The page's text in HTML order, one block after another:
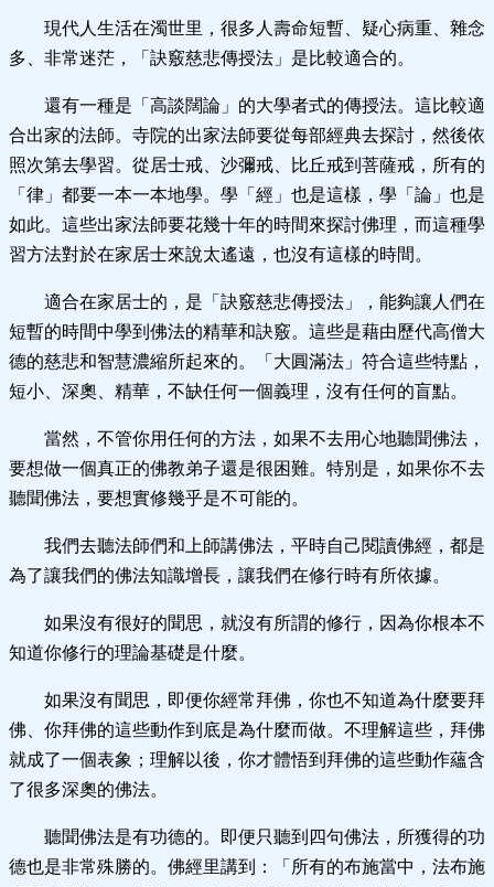
現代人生活在濁世里，很多人壽命短暫、疑心病重、雜念
多、非常迷茫，「訣竅慈悲傳授法」是比較適合的。
還有一種是「高談闊論」的大學者式的傳授法。這比較適
合出家的法師。寺院的出家法師要從每部經典去探討，然後依
照次第去學習。從居士戒、沙彌戒、比丘戒到菩薩戒，所有的
「律」都要一本一本地學。學「經」也是這樣，學「論」也是
如此。這些出家法師要花幾十年的時間來探討佛理，而這種學
習方法對於在家居士來說太遙遠，也沒有這樣的時間。
適合在家居士的，是「訣竅慈悲傳授法」，能夠讓人們在
短暫的時間中學到佛法的精華和訣竅。這些是藉由歷代高僧大
德的慈悲和智慧濃縮所起來的。「大圓滿法」符合這些特點，
短小、深奧、精華，不缺任何一個義理，沒有任何的盲點。
當然，不管你用任何的方法，如果不去用心地聽聞佛法，
要想做一個真正的佛教弟子還是很困難。特別是，如果你不去
聽聞佛法，要想實修幾乎是不可能的。
我們去聽法師們和上師講佛法，平時自己閱讀佛經，都是
為了讓我們的佛法知識增長，讓我們在修行時有所依據。
如果沒有很好的聞思，就沒有所謂的修行，因為你根本不
知道你修行的理論基礎是什麼。
如果沒有聞思，即便你經常拜佛，你也不知道為什麼要拜
佛、你拜佛的這些動作到底是為什麼而做。不理解這些，拜佛
就成了一個表象；理解以後，你才體悟到拜佛的這些動作蘊含
了很多深奧的佛法。
聽聞佛法是有功德的。即便只聽到四句佛法，所獲得的功
德也是非常殊勝的。佛經里講到：「所有的布施當中，法布施